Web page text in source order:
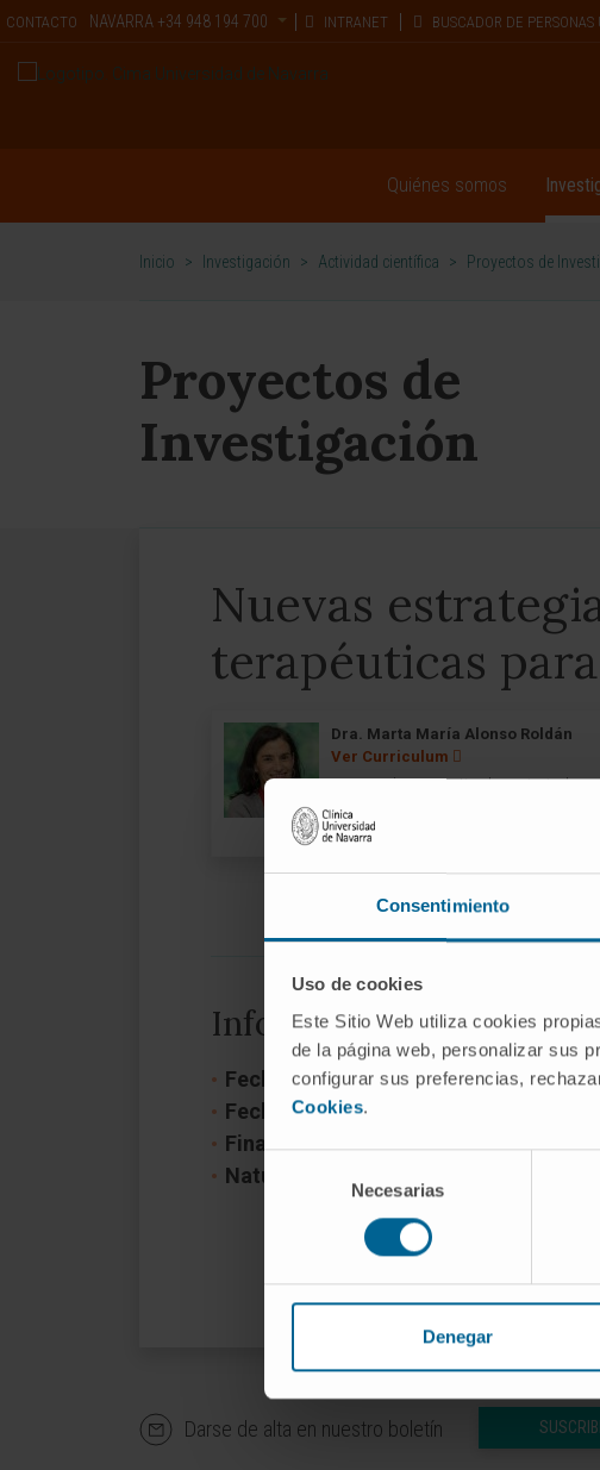
Consentimiento
Uso de cookies
Este Sitio Web utiliza cookies
de la página web, personalizar sus
configurar sus preferencias,
Cookies.
consentimiento
Necesarias
Denegar
CONTACTO NAVARRA +34 948 194 700 INTRANET BUSCADOR DE PERSONAS
Quiénes somos
Inicio > Investigación > Actividad científica > Proyectos de
Proyectos de
Investigación
Nuevas
terapéuticas
Dra. Marta María Alonso Roldán
Ver Curriculum
Investigadora | Investigadora principal
Grupo de Investigación en Terapias
para Tumores Sólidos Pediátricos
Información del
Fecha inicio:1 de enero de 2015
Fecha fin:31 de diciembre de 2015
Financiador:Fuerza Julen-Fundación
Naturaleza del proyecto:
Darse de alta en nuestro boletín